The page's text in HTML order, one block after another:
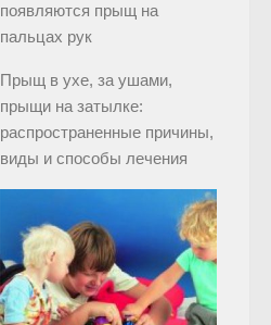
появляются прыщ на
пальцах рук
Прыщ в ухе, за ушами,
прыщи на затылке:
распространенные причины,
виды и способы лечения